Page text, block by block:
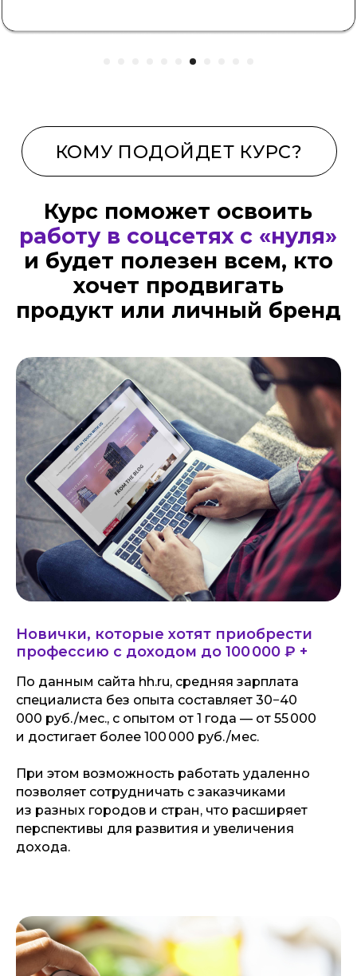
Новички, которые хотят приобрести
профессию с доходом до 100 000 ₽ +
По данным сайта hh.ru, средняя зарплата
специалиста без опыта составляет 30−40
000 руб./мес., с опытом от 1 года — от 55 000
и достигает более 100 000 руб./мес.
При этом возможность работать удаленно
позволяет сотрудничать с заказчиками
из разных городов и стран, что расширяет
перспективы для развития и увеличения
дохода.
ПРОГРАММА КУРСА